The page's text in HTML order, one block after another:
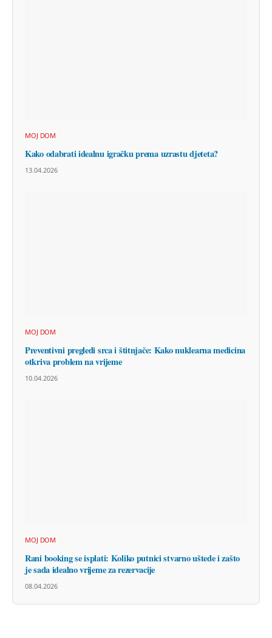
MOJ DOM
Kako odabrati idealnu igračku prema uzrastu djeteta?
13.04.2026
MOJ DOM
Preventivni pregledi srca i štitnjače: Kako nuklearna medicina
otkriva problem na vrijeme
10.04.2026
MOJ DOM
Rani booking se isplati: Koliko putnici stvarno uštede i zašto
je sada idealno vrijeme za rezervacije
08.04.2026